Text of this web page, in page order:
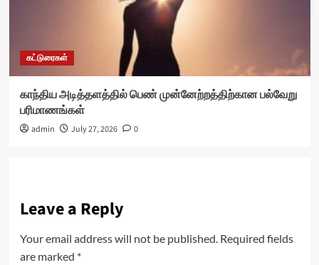
கட்டுரைகள்
காந்திய அடித்தளத்தில் பெண் முன்னேற்றத்திற்கான பல்வேறு
பரிமாணங்கள்
admin July 27, 2026 0
Leave a Reply
Your email address will not be published. Required fields
are marked *